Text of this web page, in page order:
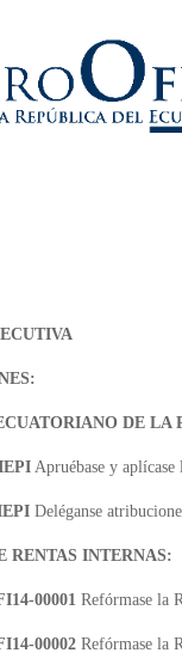
DE LA
Apruébase y aplícase
Deléganse
RENTAS INTERNAS:
00001 Refórmase la
00002 Refórmase la